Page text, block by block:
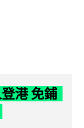
港 免鋪